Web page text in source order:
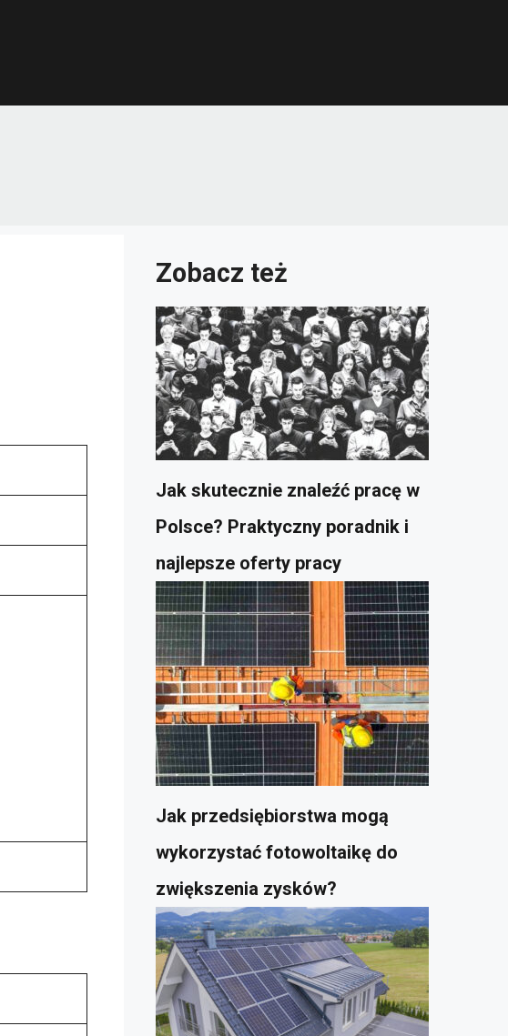
Zobacz też
Jak skutecznie znaleźć pracę w
Polsce? Praktyczny poradnik i
najlepsze oferty pracy
Jak przedsiębiorstwa mogą
wykorzystać fotowoltaikę do
zwiększenia zysków?